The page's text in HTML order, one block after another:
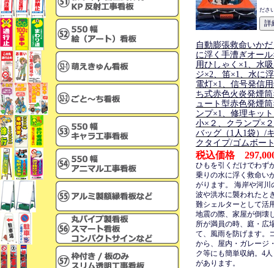
ださ
自動膨張救命いか
に浮く手漕ぎオー
用ひしゃく×1、水
ジ×2、笛×1、水に
電灯×1、信号発信
ち式赤色火炎発煙
ュート型赤色発煙
ンプ×1、修理キッ
小×２、クランプ×
バッグ（1人1袋）/
クタイプ/ゴムボー
税込価格
ひもを引くだけでわず
乗りの水に浮く救命い
がります。 海岸や河川
波や洪水に襲われたと
難シェルターとして活
地震の際、家屋が倒壊
所が満員の時、庭・広
て、風雨を防げます。
から、屋内・ガレージ
ク等にも簡単収納。4
があります。